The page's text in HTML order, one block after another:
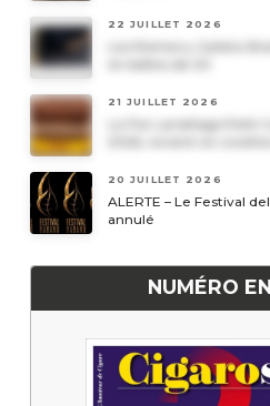
22 JUILLET 2026
21 JUILLET 2026
Le Por Larrañaga Petit
20 JUILLET 2026
ALERTE – Le Festival
annulé
NUMÉRO